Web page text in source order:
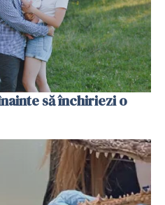
să închiriezi o